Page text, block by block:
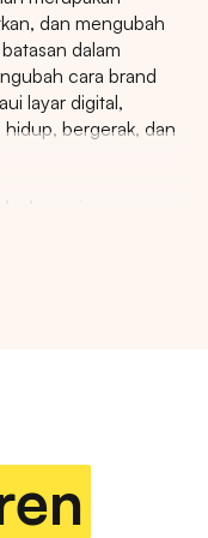
dan mengubah
dalam
cara brand
layar digital,
bergerak, dan
berbagai